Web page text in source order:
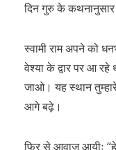
दिन गुरु के कथनानुसार
स्वामी राम अपने को
वेश्या के द्वार पर आ
जाओ। यह स्थान
आगे बढ़े।
फिर से आवाज आयीः